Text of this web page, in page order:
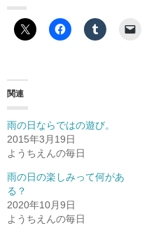
関連
雨の日ならではの遊び。
2015年3月19日
ようちえんの毎日
雨の日の楽しみって何があ
る？
2020年10月9日
ようちえんの毎日